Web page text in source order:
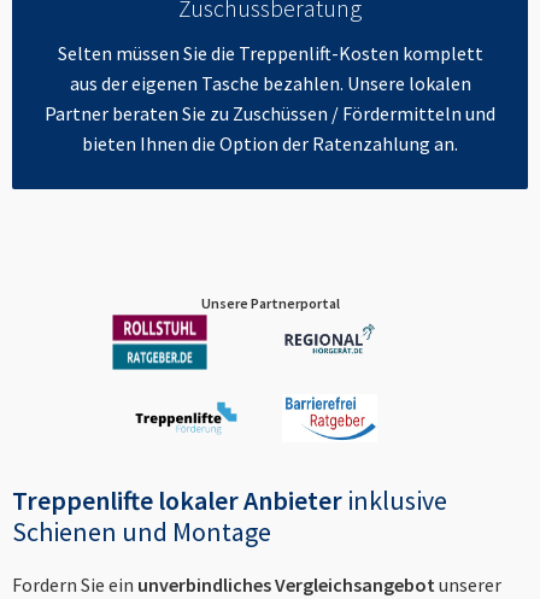
Zuschussberatung
Selten müssen Sie die Treppenlift-Kosten komplett
aus der eigenen Tasche bezahlen. Unsere lokalen
Partner beraten Sie zu Zuschüssen / Fördermitteln und
bieten Ihnen die Option der Ratenzahlung an.
Unsere Partnerportal
Treppenlifte lokaler Anbieter inklusive
Schienen und Montage
Fordern Sie ein unverbindliches Vergleichsangebotunserer